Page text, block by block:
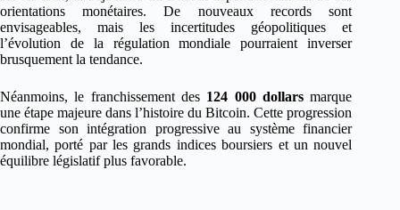
orientations monétaires. De nouveaux records sont
envisageables, mais les incertitudes géopolitiques et
l’évolution de la régulation mondiale pourraient inverser
brusquement la tendance.
Néanmoins, le franchissement des 124 000 dollarsmarque
une étape majeure dans l’histoire du Bitcoin. Cette progression
confirme son intégration progressive au système financier
mondial, porté par les grands indices boursiers et un nouvel
équilibre législatif plus favorable.